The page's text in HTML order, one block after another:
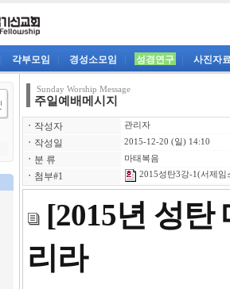
각부모임 경성소모임 성경연구 사진자
Sunday Worship Message
주일예배메시지
ㆍ 작성자 관리자
ㆍ 작성일 2015-12-20 (일) 14:10
ㆍ 분 류 마태복음
ㆍ 첨부#1 2015성탄3강-1(서제임
[2015년 성탄
리라